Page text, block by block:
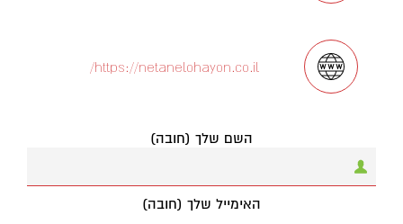
https://netanelohayon.co.il/
השם שלך (חובה)
האימייל שלך (חובה)